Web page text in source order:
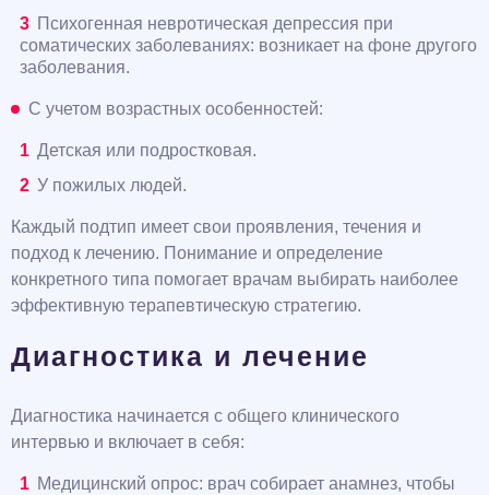
Психогенная невротическая депрессия при
соматических заболеваниях: возникает на фоне другого
заболевания.
С учетом возрастных особенностей:
Детская или подростковая.
У пожилых людей.
Каждый подтип имеет свои проявления, течения и
подход к лечению. Понимание и определение
конкретного типа помогает врачам выбирать наиболее
эффективную терапевтическую стратегию.
Диагностика и лечение
Диагностика начинается с общего клинического
интервью и включает в себя:
Медицинский опрос: врач собирает анамнез, чтобы